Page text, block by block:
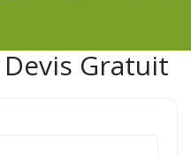
Gratuit